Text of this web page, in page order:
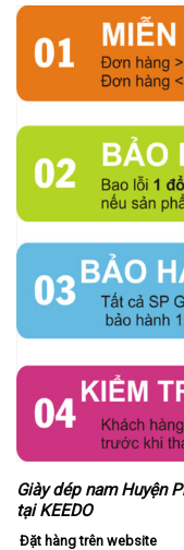
Giày dép nam Huyện
tại KEEDO
Đặt hàng trên website